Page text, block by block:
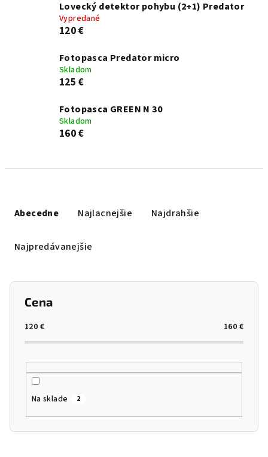
Lovecký detektor pohybu (2+1) Predator
Vypredané
120 €
Fotopasca Predator micro
Skladom
125 €
Fotopasca GREEN N 30
Skladom
160 €
Abecedne Najlacnejšie Najdrahšie
Najpredávanejšie
Cena
120 € 160 €
Na sklade 2